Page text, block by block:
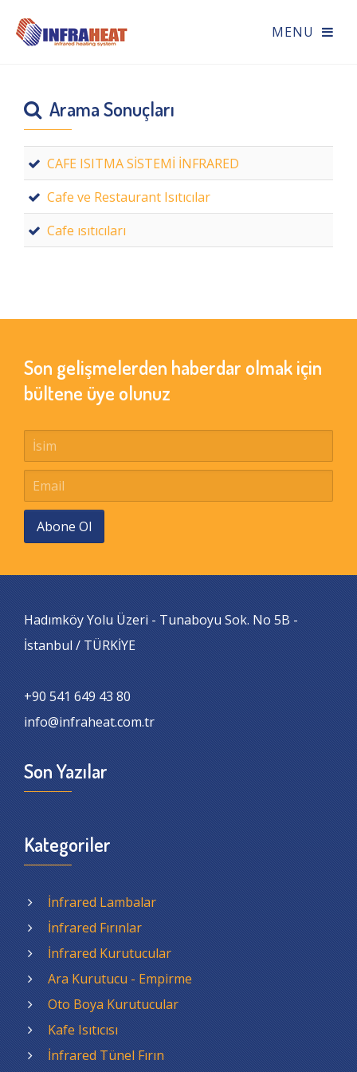
Arama Sonuçları
CAFE ISITMA SİSTEMİ İNFRARED
Cafe ve Restaurant Isıtıcılar
Cafe ısıtıcıları
Son gelişmelerden haberdar olmak için
bültene üye olunuz
Abone Ol
Hadımköy Yolu Üzeri - Tunaboyu Sok. No 5B -
İstanbul / TÜRKİYE
+90 541 649 43 80
info@infraheat.com.tr
Son Yazılar
Kategoriler
İnfrared Lambalar
İnfrared Fırınlar
İnfrared Kurutucular
Ara Kurutucu - Empirme
Oto Boya Kurutucular
Kafe Isıtıcısı
İnfrared Tünel Fırın